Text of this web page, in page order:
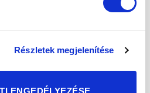
Részletek megjelenítése
ENGEDÉLYEZÉSE